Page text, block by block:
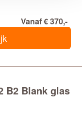
Vanaf € 370,-
B2 Blank glas